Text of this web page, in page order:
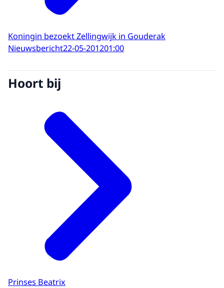
Koningin bezoekt Zellingwijk in Gouderak
Nieuwsbericht22-05-201201:00
Hoort bij
Prinses Beatrix